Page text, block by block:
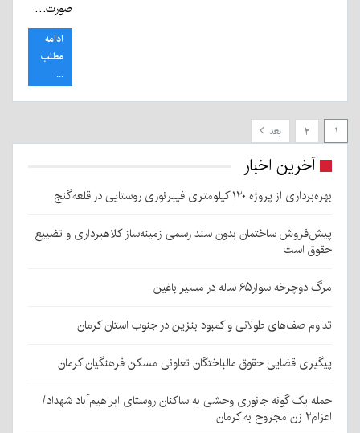
صورت…
ادامه
مطلب
...
۱ ۲ بعد
آخرین اخبار
بهره‌برداری از پروژه ۱۲۰ کیلومتری فیبرنوری روستایی در قلعه‌گنج
پیش‌فروش ساختمان بدون سند رسمی زمینه‌ساز کلاهبرداری و تضییع
حقوق است
مرگ دوچرخه سوار۶۵ ساله در مسیر باغین
تداوم صف‌های طولانی و کمبود بنزین در جنوب استان کرمان
پیگیری قضایی حقوق مالباختگان تعاونی مسکن فرهنگیان کرمان
حمله یک گونه جانوری وحشی به ساکنان روستای ابراهیم‌آباد شهداد/
اعزام۲ زن مجروح به کرمان